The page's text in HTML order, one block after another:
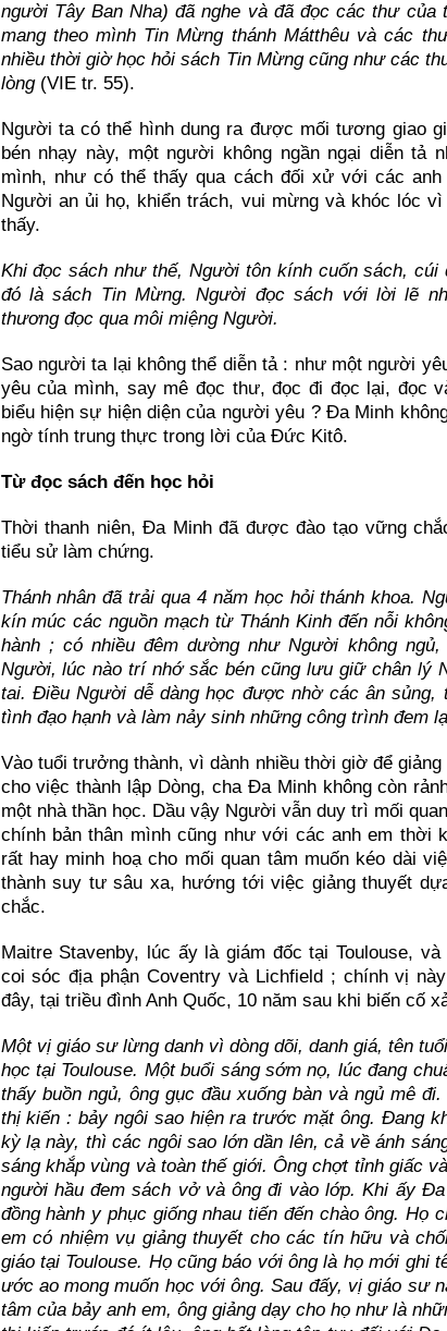
người Tây Ban Nha) đã nghe và đã đọc các thư của
mang theo mình Tin Mừng thánh Mátthêu và các
nhiều thời giờ học hỏi sách Tin Mừng cũng như các
lòng(VIE tr. 55).
Người ta có thể hình dung ra được mối tương giao
bén nhạy này, một người không ngần ngại diễn tả
mình, như có thể thấy qua cách đối xử với các
Người an ủi họ, khiển trách, vui mừng và khóc lóc
thấy.
Khi đọc sách như thế, Người tôn kính cuốn sách, cúi
đó là sách Tin Mừng. Người đọc sách với lời lẽ
thương đọc qua môi miệng Người.
Sao người ta lại không thể diễn tả : như một người
yêu của mình, say mê đọc thư, đọc đi đọc lại, đọc
biểu hiện sự hiện diện của người yêu ? Đa Minh
ngờ tính trung thực trong lời của Đức Kitô.
Từ đọc sách đến học hỏi
Thời thanh niên, Đa Minh đã được đào tạo vững
tiểu sử làm chứng.
Thánh nhân đã trải qua 4 năm học hỏi thánh khoa.
kín múc các nguồn mạch từ Thánh Kinh đến nỗi
hành ; có nhiều đêm dường như Người không
Người, lúc nào trí nhớ sắc bén cũng lưu giữ chân lý
tai. Điều Người dễ dàng học được nhờ các ân
tình đạo hạnh và làm nảy sinh những công trình đem
Vào tuổi trưởng thành, vì dành nhiều thời giờ để
cho việc thành lập Dòng, cha Đa Minh không còn
một nhà thần học. Dầu vậy Người vẫn duy trì mối
chính bản thân mình cũng như với các anh em thời
rất hay minh hoạ cho mối quan tâm muốn kéo dài
thành suy tư sâu xa, hướng tới việc giảng thuyết
chắc.
Maitre Stavenby, lúc ấy là giám đốc tại Toulouse,
coi sóc địa phận Coventry và Lichfield ; chính vị
đây, tại triều đình Anh Quốc, 10 năm sau khi biến cố
Một vị giáo sư lừng danh vì dòng dõi, danh giá, tên
học tại Toulouse. Một buổi sáng sớm nọ, lúc đang
thấy buồn ngủ, ông gục đầu xuống bàn và ngủ mê
thị kiến : bảy ngôi sao hiện ra trước mặt ông. Đang
kỳ lạ này, thì các ngôi sao lớn dần lên, cả về ánh
sáng khắp vùng và toàn thế giới. Ông chợt tỉnh giấc
người hầu đem sách vở và ông đi vào lớp. Khi ấy
đồng hành y phục giống nhau tiến đến chào ông. Họ
em có nhiệm vụ giảng thuyết cho các tín hữu và
giáo tại Toulouse. Họ cũng báo với ông là họ mới ghi
ước ao mong muốn học với ông. Sau đấy, vị giáo sư
tâm của bảy anh em, ông giảng dạy cho họ như là